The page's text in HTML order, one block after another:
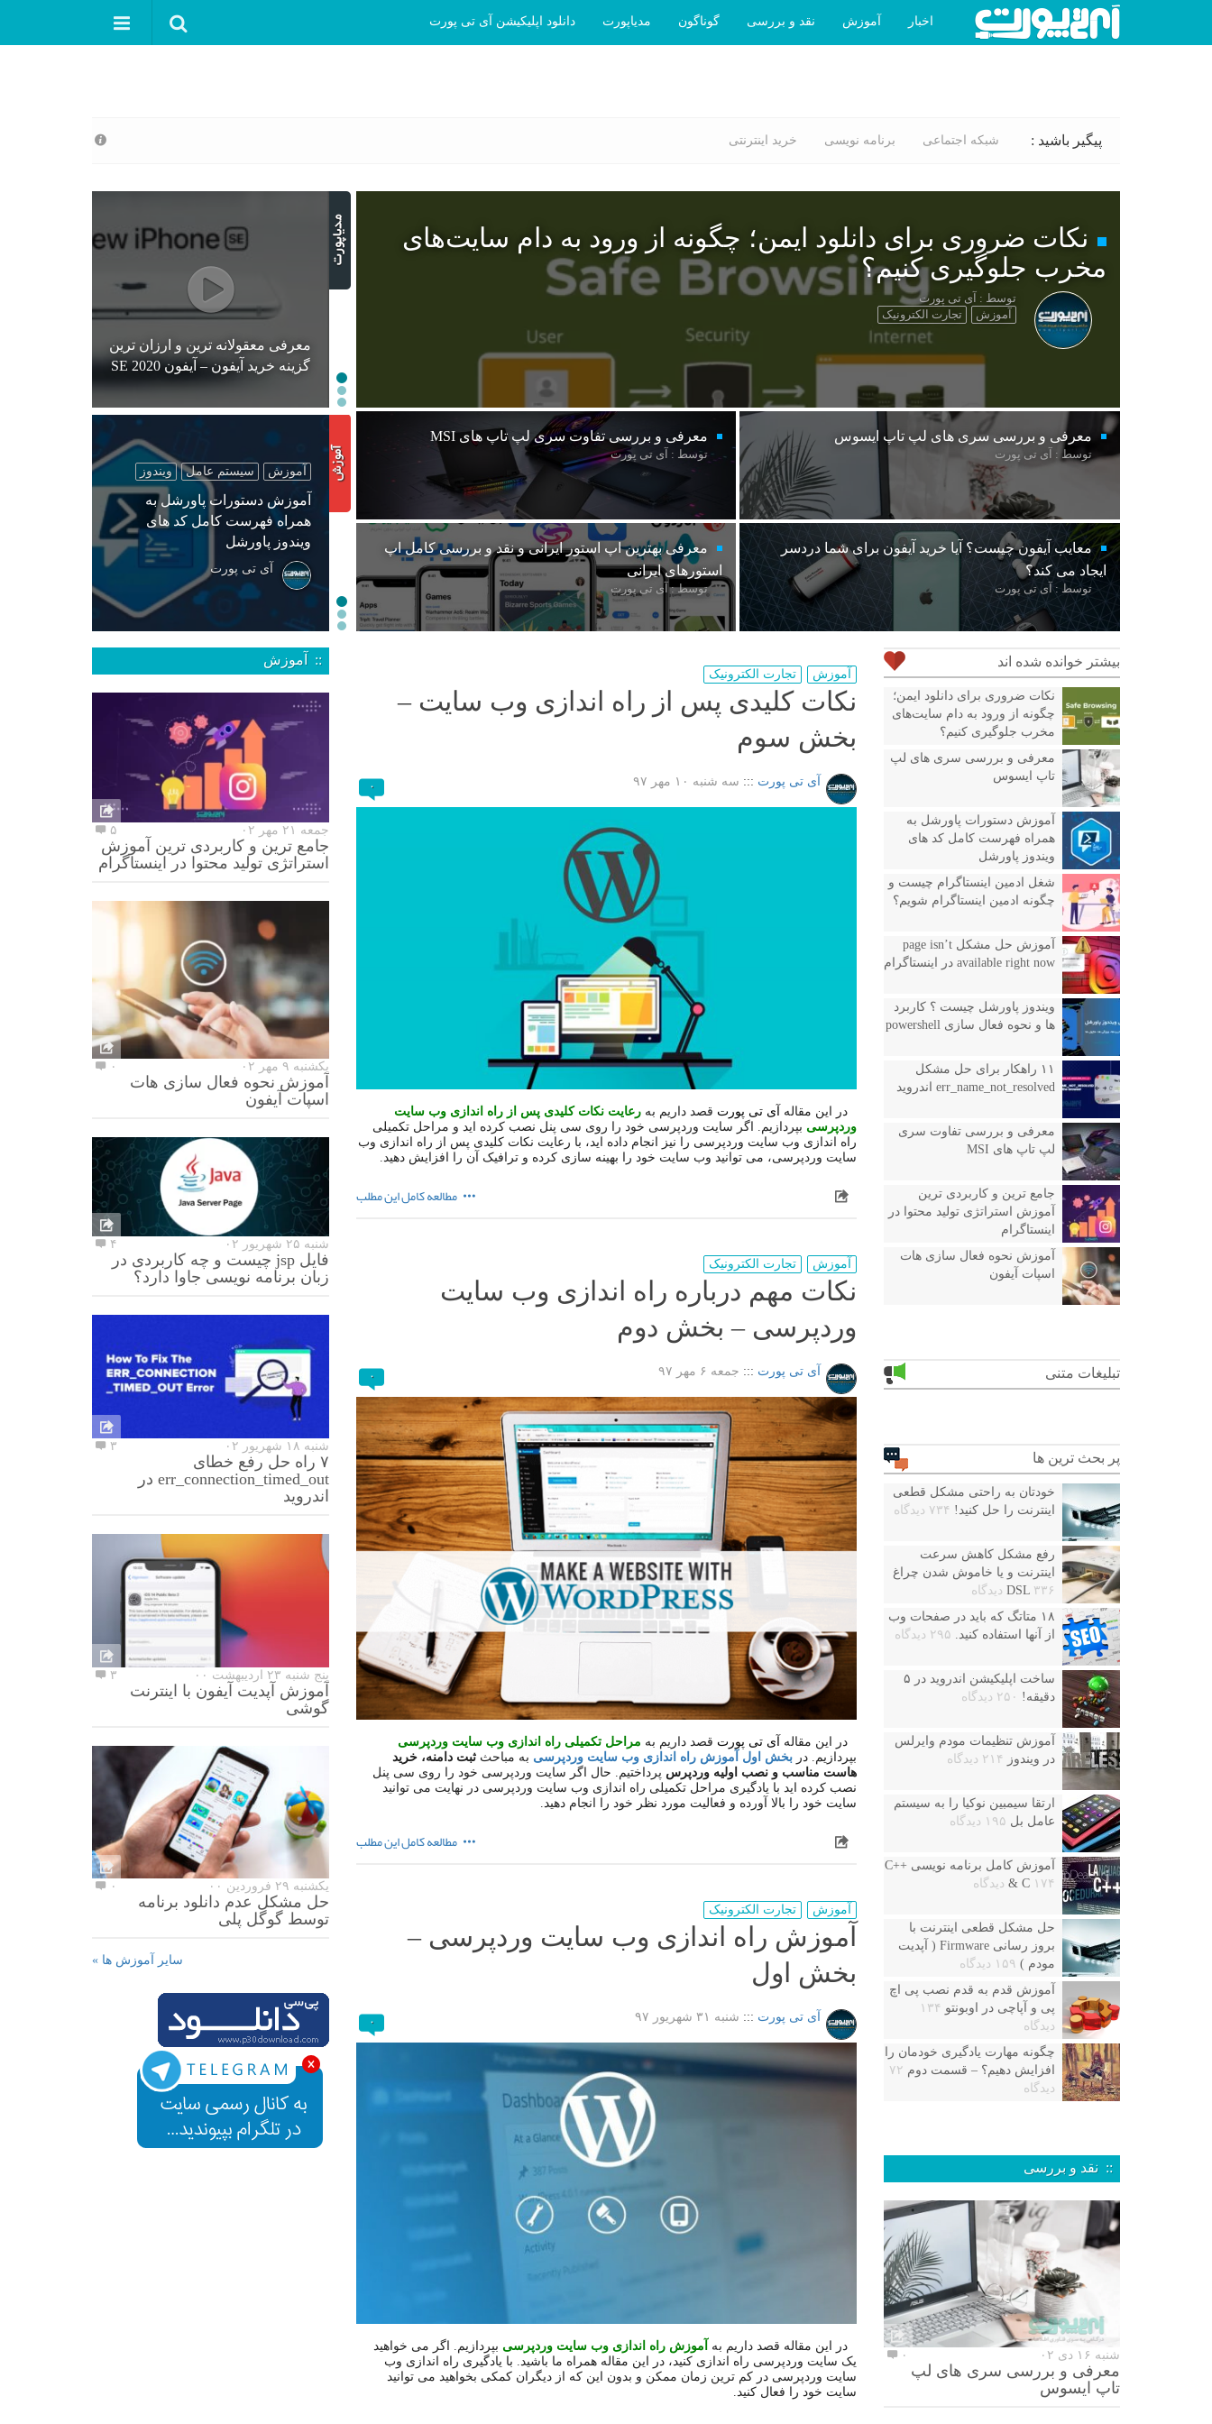
اخبار آموزش نقد و بررسی گوناگون مدیاپورت دانلود اپلیکیشن آی تی پورت
پیگیر باشید : شبکه اجتماعی برنامه نویسی خرید اینترنتی
نکات ضروری برای دانلود ایمن؛ چگونه از ورود به دام سایت‌های
مخرب جلوگیری کنیم؟
توسط : آی تی پورت
آموزش
تجارت الکترونیک
معرفی و بررسی سری های لپ تاپ ایسوس
توسط : آی تی پورت
معرفی و بررسی تفاوت سری لپ تاپ های MSI
توسط : آی تی پورت
معایب آیفون چیست؟ آیا خرید آیفون برای شما دردسر
ایجاد می کند؟
توسط : آی تی پورت
معرفی بهترین اپ استور ایرانی و نقد و بررسی کامل اپ
استورهای ایرانی
توسط : آی تی پورت
معرفی معقولانه ترین و ارزان ترین
گزینه خرید آیفون – آیفون SE 2020
آموزش سیستم عامل ویندوز
آموزش دستورات پاورشل به
همراه فهرست کامل کد های
ویندوز پاورشل
آی تی پورت
آموزش تجارت الکترونیک
نکات کلیدی پس از راه اندازی وب سایت –
بخش سوم
آی تی پورت ::: سه شنبه ۱۰ مهر ۹۷ ۰
در این مقاله آی تی پورت قصد داریم بهرعایت نکات کلیدی پس از راه اندازی وب سایت
وردپرسی بپردازیم. اگر سایت وردپرسی خود را روی سی پنل نصب کرده اید و مراحل تکمیلی
راه اندازی وب سایت وردپرسی را نیز انجام داده اید، با رعایت نکات کلیدی پس از راه اندازی وب
سایت وردپرسی، می توانید وب سایت خود را بهینه سازی کرده و ترافیک آن را افزایش دهید.
مطالعه کامل این مطلب
آموزش تجارت الکترونیک
نکات مهم درباره راه اندازی وب سایت
وردپرسی – بخش دوم
آی تی پورت ::: جمعه ۶ مهر ۹۷ ۰
در این مقاله آی تی پورت قصد داریم به مراحل تکمیلی راه اندازی وب سایت وردپرسی
بپردازیم. دربخش اول آموزش راه اندازی وب سایت وردپرسی به مباحثثبت دامنه، خرید
هاست مناسب و نصب اولیه وردپرس پرداختیم. حال اگر سایت وردپرسی خود را روی سی پنل
نصب کرده اید با یادگیری مراحل تکمیلی راه اندازی وب سایت وردپرسی در نهایت می توانید
سایت خود را بالا آورده و فعالیت مورد نظر خود را انجام دهید.
مطالعه کامل این مطلب
آموزش تجارت الکترونیک
آموزش راه اندازی وب سایت وردپرسی –
بخش اول
آی تی پورت ::: شنبه ۳۱ شهریور ۹۷ ۰
در این مقاله قصد داریم به آموزش راه اندازی وب سایت وردپرسی بپردازیم. اگر می خواهید
یک سایت وردپرسی راه اندازی کنید، در این مقاله همراه ما باشید. با یادگیری راه اندازی وب
سایت وردپرسی در کم ترین زمان ممکن و بدون این که از دیگران کمکی بخواهید می توانید
سایت خود را فعال کنید.
بیشتر خوانده شده اند
نکات ضروری برای دانلود ایمن؛
چگونه از ورود به دام سایت‌های
مخرب جلوگیری کنیم؟
معرفی و بررسی سری های لپ
تاپ ایسوس
آموزش دستورات پاورشل به
همراه فهرست کامل کد های
ویندوز پاورشل
شغل ادمین اینستاگرام چیست و
چگونه ادمین اینستاگرام شویم؟
آموزش حل مشکل page isn’t
available right now در اینستاگرام
ویندوز پاورشل چیست ؟ کاربرد
ها و نحوه فعال سازی powershell
۱۱ راهکار برای حل مشکل
err_name_not_resolved اندروید
معرفی و بررسی تفاوت سری
لپ تاپ های MSI
جامع ترین و کاربردی ترین
آموزش استراتژی تولید محتوا در
اینستاگرام
آموزش نحوه فعال سازی هات
اسپات آیفون
تبلیغات متنی
پر بحث ترین ها
خودتان به راحتی مشکل قطعی
اینترنت را حل کنید! ۷۳۴ دیدگاه
رفع مشکل کاهش سرعت
اینترنت و یا خاموش شدن چراغ
DSL ۳۳۶ دیدگاه
۱۸ متاتگ که باید در صفحات وب
از آنها استفاده کنید. ۲۹۵ دیدگاه
ساخت اپلیکیشن اندروید در ۵
دقیقه! ۲۵۰ دیدگاه
آموزش تنظیمات مودم وایرلس
در ویندوز
۲۱۴ دیدگاه
ارتقا سیمبین نوکیا را به سیستم
عامل بل ۱۹۵ دیدگاه
آموزش کامل برنامه نویسی ++C
& C ۱۷۴ دیدگاه
حل مشکل قطعی اینترنت با
بروز رسانی Firmware ( آپدیت
مودم ) ۱۵۹ دیدگاه
آموزش قدم به قدم نصب پی اچ
پی و آپاچی در اوبونتو ۱۳۴
دیدگاه
چگونه مهارت یادگیری خودمان را
افزایش دهیم؟ – قسمت دوم ۷۲
دیدگاه
:: نقد و بررسی
شنبه ۱۶ دی ۰۲ ۰
معرفی و بررسی سری های لپ
تاپ ایسوس
:: آموزش
جمعه ۲۱ مهر ۰۲ ۵
جامع ترین و کاربردی ترین آموزش
استراتژی تولید محتوا در اینستاگرام
یکشنبه ۹ مهر ۰۲ ۰
آموزش نحوه فعال سازی هات
اسپات آیفون
شنبه ۲۵ شهریور ۰۲ ۴
فایل jsp چیست و چه کاربردی در
زبان برنامه نویسی جاوا دارد؟
شنبه ۱۸ شهریور ۰۲ ۳
۷ راه حل رفع خطای
err_connection_timed_out در
اندروید
پنج شنبه ۲۳ اردیبهشت ۰۰ ۳
آموزش آپدیت آیفون با اینترنت
گوشی
یکشنبه ۲۹ فروردین ۰۰ ۰
حل مشکل عدم دانلود برنامه
توسط گوگل پلی
سایر آموزش ها »